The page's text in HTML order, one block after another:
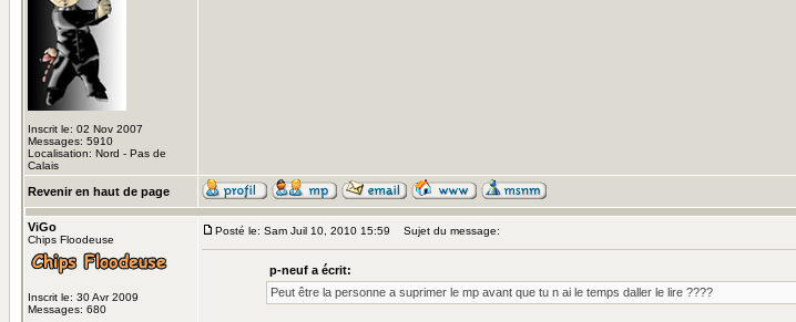
Inscrit le: 02 Nov 2007
Messages: 5910
Localisation: Nord - Pas de
Calais
Revenir en haut de page
ViGo
Chips Floodeuse
Inscrit le: 30 Avr 2009
Messages: 680
Posté le: Sam Juil 10, 2010 15:59 Sujet du message:
p-neuf a écrit:
Peut être la personne a suprimer le mp avant que tu n ai le temps daller le lire ????